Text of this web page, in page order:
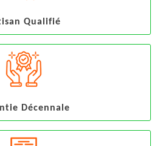
Qualifié
Décennale